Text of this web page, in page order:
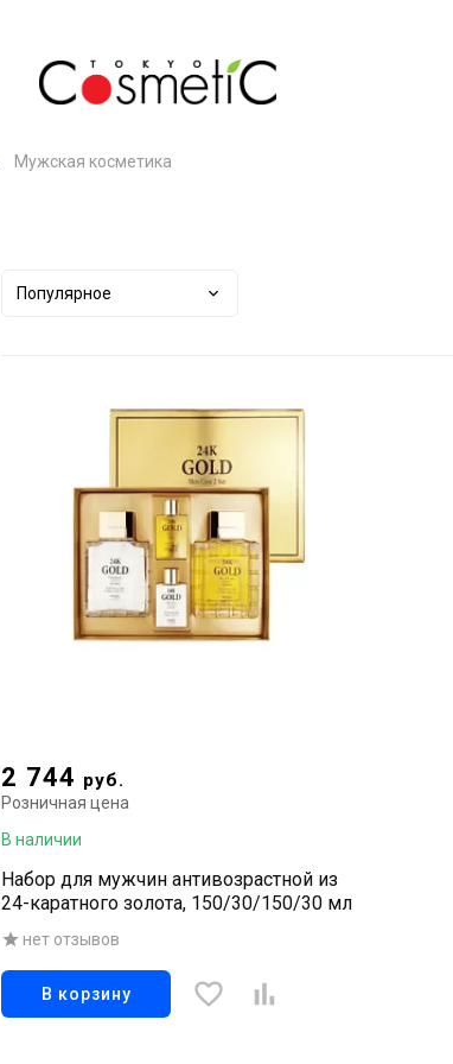
Мужская косметика
Популярное
2 744 руб.
Розничная цена
В наличии
Набор для мужчин антивозрастной из
24-каратного золота, 150/30/150/30 мл
нет отзывов
В корзину